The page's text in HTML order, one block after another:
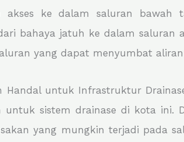
ke dalam saluran bawah
bahaya jatuh ke dalam
yang dapat menyumbat
untuk Infrastruktur
untuk sistem drainase di kota ini.
yang mungkin terjadi pada